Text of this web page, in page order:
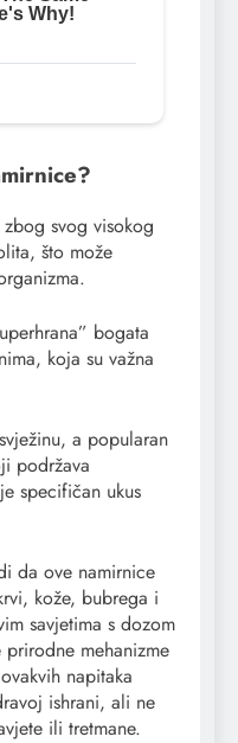
svog visokog
što može
bogata
koja su važna
a popularan
podržava
specifičan ukus
da ove namirnice
kože, bubrega i
savjetima s dozom
mehanizme
napitaka
ishrani, ali ne
ili tretmane.